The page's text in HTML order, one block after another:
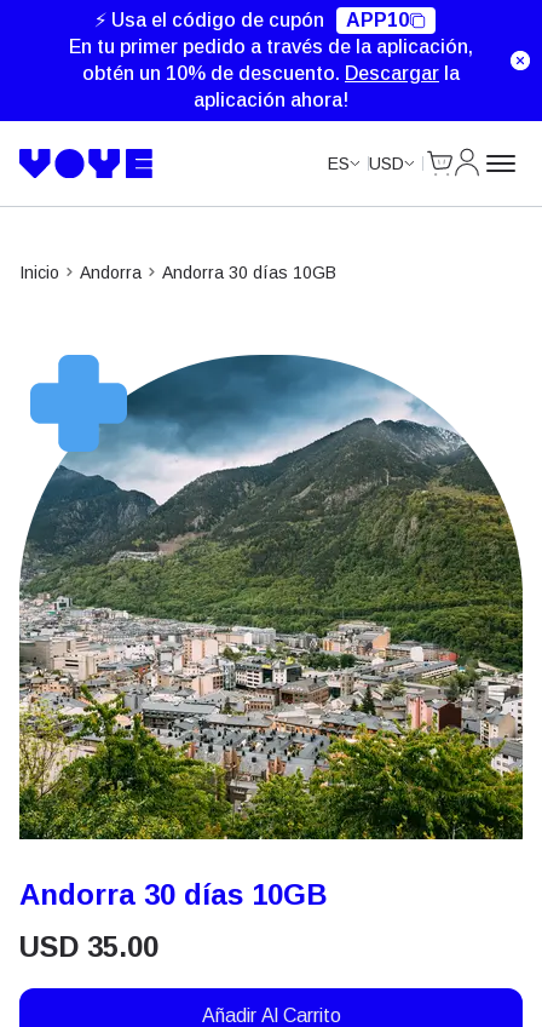
⚡ Usa el código de cupón
APP10
En tu primer pedido a través de la aplicación,
obtén un 10% de descuento. Descargar la
aplicación ahora!
ES USD
Inicio Andorra Andorra 30 días 10GB
Andorra 30 días 10GB
USD 35.00
Añadir Al Carrito